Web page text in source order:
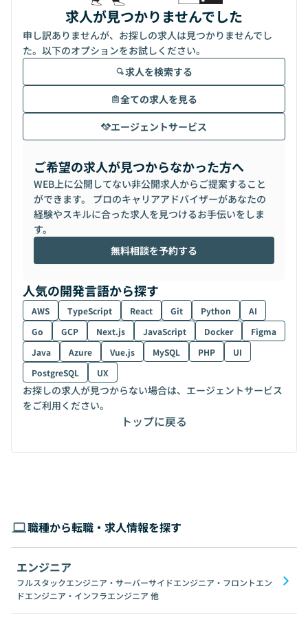
求人が見つかりませんでした
申し訳ありませんが、お探しの求人は見つかりませんでし
た。以下のオプションをお試しください。
求人を検索する
全ての求人を見る
エージェントサービス
ご希望の求人が見つからなかった方へ
WEB上に公開してない非公開求人からご提案すること
ができます。 プロのキャリアアドバイザーがあなたの
経験やスキルに合った求人を見つけるお手伝いをしま
す。
無料相談を予約する
人気の開発言語から探す
AWS TypeScript React Git Python
AI
Go
GCP Next.js JavaScript Docker
Figma
Java
Azure Vue.js MySQL PHP
UI
PostgreSQL
UX
お探しの求人が見つからない場合は、エージェントサービス
をご利用ください。
トップに戻る
職種から転職・求人情報を探す
エンジニア
フルスタックエンジニア・サーバーサイドエンジニア・フロントエン
ドエンジニア・インフラエンジニア 他